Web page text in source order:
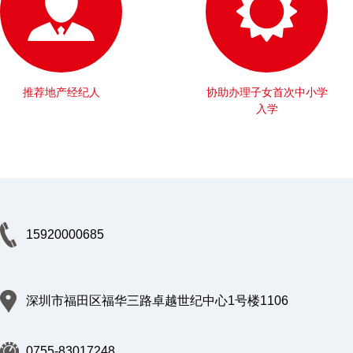
推荐地产经纪人
协助办理子女首次中小学
入学
15920000685
深圳市福田区福华三路卓越世纪中心1号楼1106